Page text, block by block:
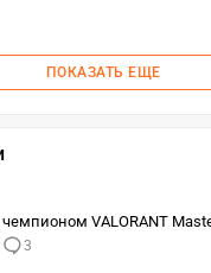
ПОКАЗАТЬ ЕЩЕ
чемпионом VALORANT
3